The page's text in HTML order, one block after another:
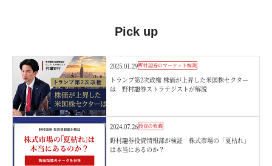
Pick up
2025.01.29野村證券のマーケット解説
トランプ第2次政権 株価が上昇した米国株セクター
は 野村證券ストラテジストが解説
2024.07.26投資の教養
野村證券投資情報部が検証 株式市場の「夏枯れ」
は本当にあるのか？